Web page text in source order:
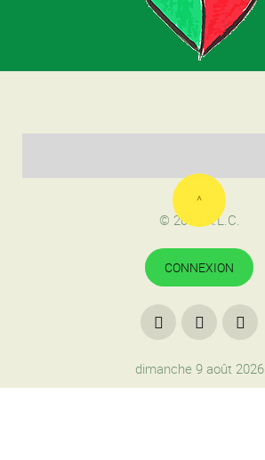
^
© 2019 A.L.C.
CONNEXION
dimanche 9 août 2026